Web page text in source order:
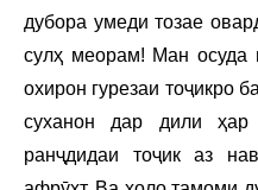
дубора умеди тозае
сулҳ меорам! Ман осуда
охирон гурезаи тоҷикро
суханон дар дили ҳар
ранҷдидаи тоҷик аз